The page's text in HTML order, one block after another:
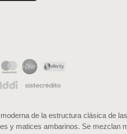
de la estructura clásica de
y matices ambarinos. Se mezclan